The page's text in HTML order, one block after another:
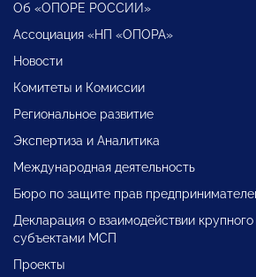
Об «ОПОРЕ РОССИИ»
Ассоциация «НП «ОПОРА»
Новости
Комитеты и Комиссии
Региональное развитие
Экспертиза и Аналитика
Международная деятельность
Бюро по защите прав
Декларация о взаимодействии
субъектами МСП
Проекты